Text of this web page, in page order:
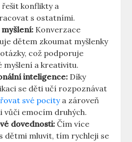
řešit konflikty a
s ostatními.
myšlení: Konverzace
dětem zkoumat myšlenky
což podporuje
⁢myšlení a⁣ kreativitu.
inteligence: Díky‌
se děti‍ učí rozpoznávat
své pocitya zároveň
vůči emocím ‍druhých.
dovednosti: Čím ⁣více
dětmi mluvit, tím ​rychleji se